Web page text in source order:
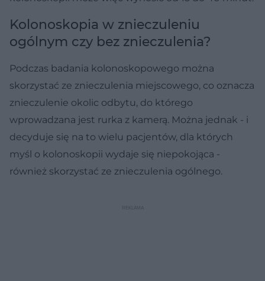
Kolonoskopia w znieczuleniu
ogólnym czy bez znieczulenia?
Podczas badania kolonoskopowego można
skorzystać ze znieczulenia miejscowego, co oznacza
znieczulenie okolic odbytu, do którego
wprowadzana jest rurka z kamerą. Można jednak - i
decyduje się na to wielu pacjentów, dla których
myśl o kolonoskopii wydaje się niepokojąca -
również skorzystać ze znieczulenia ogólnego.